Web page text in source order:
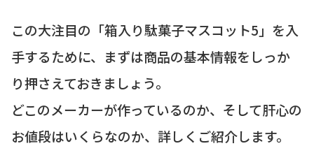
この大注目の「箱入り駄菓子マスコット5」を入
手するために、まずは商品の基本情報をしっか
り押さえておきましょう。
どこのメーカーが作っているのか、そして肝心の
お値段はいくらなのか、詳しくご紹介します。